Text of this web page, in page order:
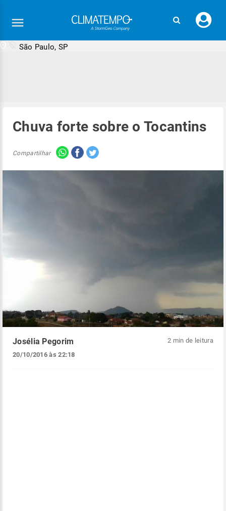
seu
São Paulo, SP
Chuva forte sobre o Tocantins
Compartilhar
Josélia Pegorim
20/10/2016 às 22:18
2 min de leitura